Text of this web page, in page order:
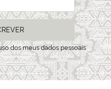
dos meus dados pessoais